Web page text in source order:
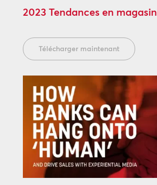
2023 Tendances en magasin
Télécharger maintenant